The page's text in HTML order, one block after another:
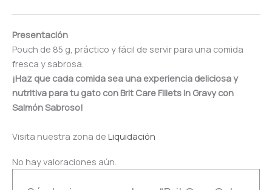
Presentación
Pouch de 85 g, práctico y fácil de servir para una comida
fresca y sabrosa.
¡Haz que cada comida sea una experiencia deliciosa y
nutritiva para tu gato con Brit Care Fillets in Gravy con
Salmón Sabroso!
Visita nuestra zona de Liquidación
No hay valoraciones aún.